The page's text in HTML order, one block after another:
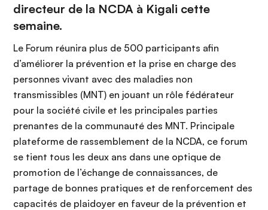
directeur de la NCDA à Kigali cette
semaine.
Le Forum réunira plus de 500 participants afin
d’améliorer la prévention et la prise en charge des
personnes vivant avec des maladies non
transmissibles (MNT) en jouant un rôle fédérateur
pour la société civile et les principales parties
prenantes de la communauté des MNT. Principale
plateforme de rassemblement de la NCDA, ce forum
se tient tous les deux ans dans une optique de
promotion de l’échange de connaissances, de
partage de bonnes pratiques et de renforcement des
capacités de plaidoyer en faveur de la prévention et